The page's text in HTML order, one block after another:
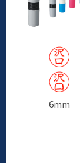
6mm